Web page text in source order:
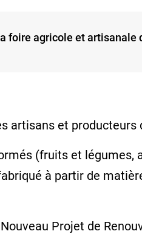
foire agricole et artisanale
artisans et producteurs
(fruits et légumes,
à partir de
Projet de